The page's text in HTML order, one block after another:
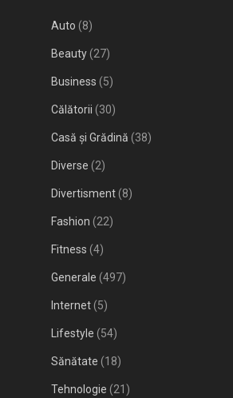
Auto (8)
Beauty(27)
Business (5)
Călătorii (30)
Casă și Grădină (38)
Diverse (2)
Divertisment(8)
Fashion (22)
Fitness (4)
Generale (497)
Internet(5)
Lifestyle (54)
Sănătate (18)
Tehnologie (21)